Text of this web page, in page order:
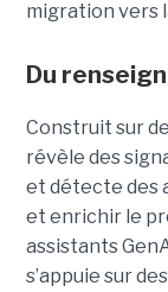
migration vers
Du
Construit sur
révèle des
et détecte des
et enrichir le
assistants
s’appuie sur